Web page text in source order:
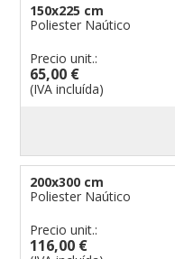
150x225 cm
Poliester Naútico
Precio unit.:
65,00 €
(IVA incluída)
200x300 cm
Poliester Naútico
Precio unit.:
116,00 €